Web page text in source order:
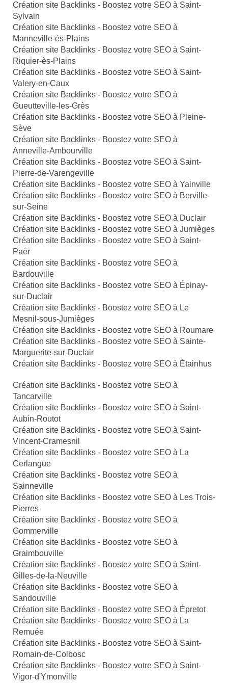
Création site Backlinks - Boostez votre SEO à Saint-
Sylvain
Création site Backlinks - Boostez votre SEO à
Manneville-ès-Plains
Création site Backlinks - Boostez votre SEO à Saint-
Riquier-ès-Plains
Création site Backlinks - Boostez votre SEO à Saint-
Valery-en-Caux
Création site Backlinks - Boostez votre SEO à
Gueutteville-les-Grès
Création site Backlinks - Boostez votre SEO à Pleine-
Sève
Création site Backlinks - Boostez votre SEO à
Anneville-Ambourville
Création site Backlinks - Boostez votre SEO à Saint-
Pierre-de-Varengeville
Création site Backlinks - Boostez votre SEO à Yainville
Création site Backlinks - Boostez votre SEO à Berville-
sur-Seine
Création site Backlinks - Boostez votre SEO à Duclair
Création site Backlinks - Boostez votre SEO à Jumièges
Création site Backlinks - Boostez votre SEO à Saint-
Paër
Création site Backlinks - Boostez votre SEO à
Bardouville
Création site Backlinks - Boostez votre SEO à Épinay-
sur-Duclair
Création site Backlinks - Boostez votre SEO à Le
Mesnil-sous-Jumièges
Création site Backlinks - Boostez votre SEO à Roumare
Création site Backlinks - Boostez votre SEO à Sainte-
Marguerite-sur-Duclair
Création site Backlinks - Boostez votre SEO à Étainhus
Création site Backlinks - Boostez votre SEO à
Tancarville
Création site Backlinks - Boostez votre SEO à Saint-
Aubin-Routot
Création site Backlinks - Boostez votre SEO à Saint-
Vincent-Cramesnil
Création site Backlinks - Boostez votre SEO à La
Cerlangue
Création site Backlinks - Boostez votre SEO à
Sainneville
Création site Backlinks - Boostez votre SEO à Les Trois-
Pierres
Création site Backlinks - Boostez votre SEO à
Gommerville
Création site Backlinks - Boostez votre SEO à
Graimbouville
Création site Backlinks - Boostez votre SEO à Saint-
Gilles-de-la-Neuville
Création site Backlinks - Boostez votre SEO à
Sandouville
Création site Backlinks - Boostez votre SEO à Épretot
Création site Backlinks - Boostez votre SEO à La
Remuée
Création site Backlinks - Boostez votre SEO à Saint-
Romain-de-Colbosc
Création site Backlinks - Boostez votre SEO à Saint-
Vigor-d'Ymonville